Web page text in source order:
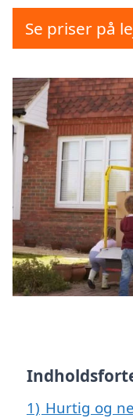
Se priser på
1) Hurtig og